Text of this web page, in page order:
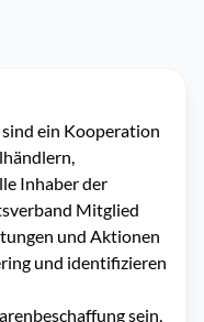
sind ein Kooperation
Inhaber der
Mitglied
und Aktionen
und identifizieren
sein,